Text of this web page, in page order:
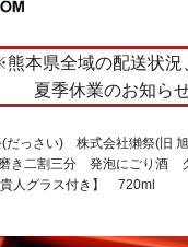
本県全域の配送状況
夏季休業のお知らせ
(だっさい) 株式会社獺祭(旧
き二割三分 発泡にごり酒
人グラス付き】 720ml